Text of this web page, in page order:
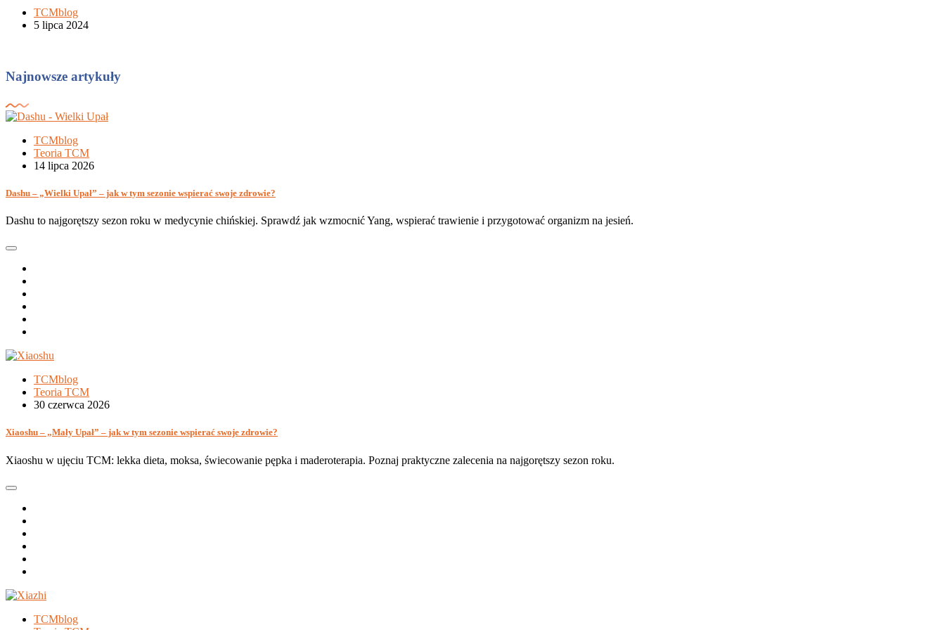
TCMblog
5 lipca 2024
Najnowsze artykuły
TCMblog
Teoria TCM
14 lipca 2026
Dashu – „Wielki Upał” – jak w tym sezonie wspierać swoje zdrowie?
Dashu to najgorętszy sezon roku w medycynie chińskiej. Sprawdź jak wzmocnić Yang, wspierać trawienie i przygotować organizm na jesień.
TCMblog
Teoria TCM
30 czerwca 2026
Xiaoshu – „Mały Upał” – jak w tym sezonie wspierać swoje zdrowie?
Xiaoshu w ujęciu TCM: lekka dieta, moksa, świecowanie pępka i maderoterapia. Poznaj praktyczne zalecenia na najgorętszy sezon roku.
TCMblog